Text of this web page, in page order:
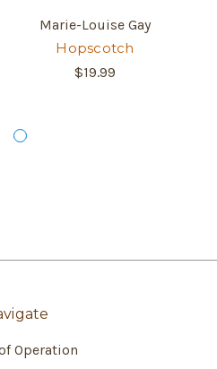
Marie-Louise Gay
Hopscotch
$19.99
Operation